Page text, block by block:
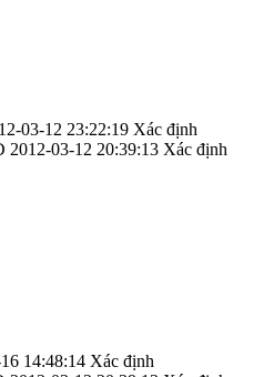
03-12 23:22:19 Xác định
03-12 20:39:13 Xác định
14:48:14 Xác định